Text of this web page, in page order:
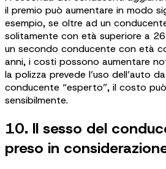
il premio può aumentare in modo
esempio, se oltre ad un
solitamente con età superiore a
un secondo conducente con età
anni, i costi possono aumentare
la polizza prevede l’uso dell’auto
conducente “esperto”, il costo
sensibilmente.
10. Il sesso del
preso in